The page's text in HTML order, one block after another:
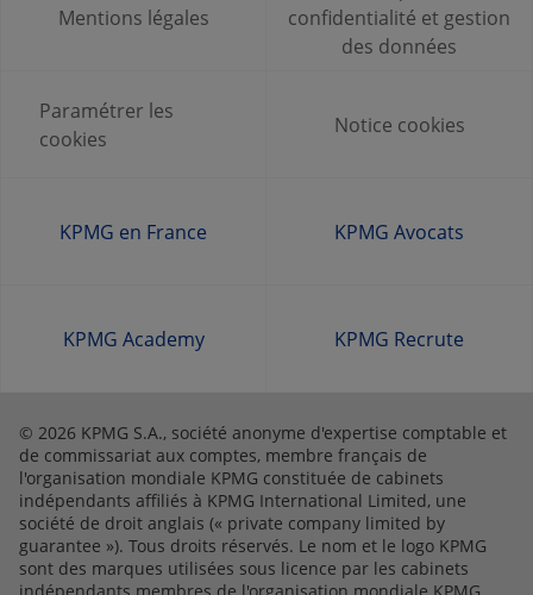
Mentions légales
confidentialité et gestion
des données
Paramétrer les
cookies
Notice cookies
KPMG en France KPMG Avocats
KPMG Academy KPMG Recrute
© 2026 KPMG S.A., société anonyme d'expertise comptable et
de commissariat aux comptes, membre français de
l'organisation mondiale KPMG constituée de cabinets
indépendants affiliés à KPMG International Limited, une
société de droit anglais (« private company limited by
guarantee »). Tous droits réservés. Le nom et le logo KPMG
sont des marques utilisées sous licence par les cabinets